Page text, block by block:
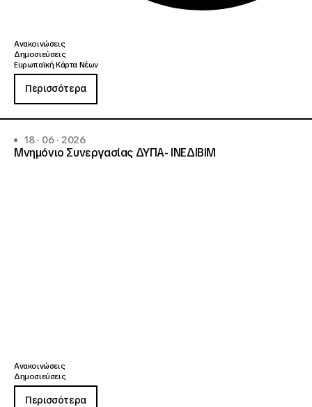
Ανακοινώσεις
Δημοσιεύσεις
Ευρωπαϊκή Κάρτα Νέων
Περισσότερα
18 · 06 · 2026
Μνημόνιο Συνεργασίας ΔΥΠΑ- ΙΝΕΔΙΒΙΜ
Ανακοινώσεις
Δημοσιεύσεις
Περισσότερα